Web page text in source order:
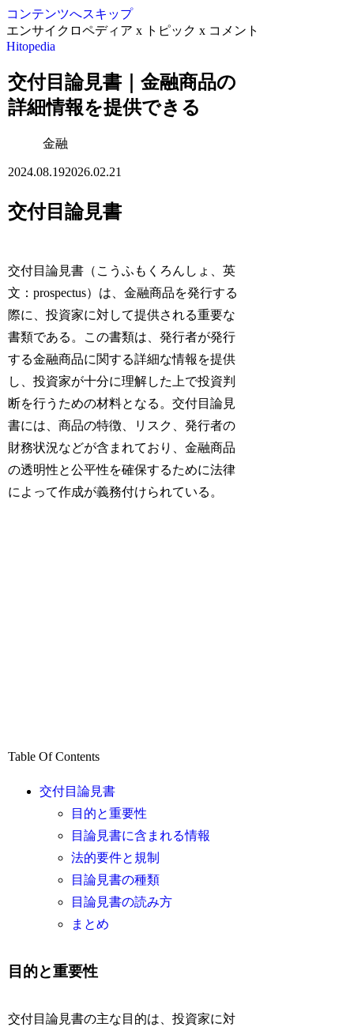
コンテンツへスキップ
エンサイクロペディア x トピック x コメント
Hitopedia
交付目論見書｜金融商品の
詳細情報を提供できる
金融
2024.08.192026.02.21
交付目論見書
交付目論見書（こうふもくろんしょ、英
文：prospectus）は、金融商品を発行する
際に、投資家に対して提供される重要な
書類である。この書類は、発行者が発行
する金融商品に関する詳細な情報を提供
し、投資家が十分に理解した上で投資判
断を行うための材料となる。交付目論見
書には、商品の特徴、リスク、発行者の
財務状況などが含まれており、金融商品
の透明性と公平性を確保するために法律
によって作成が義務付けられている。
Table Of Contents
交付目論見書
目的と重要性
目論見書に含まれる情報
法的要件と規制
目論見書の種類
目論見書の読み方
まとめ
目的と重要性
交付目論見書の主な目的は、投資家に対